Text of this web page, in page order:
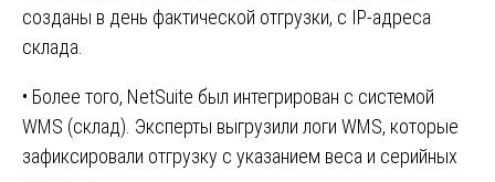
созданы в день фактической отгрузки, с IP-адреса
склада.
• Более того, NetSuite был интегрирован с системой
WMS (склад). Эксперты выгрузили логи WMS, которые
зафиксировали отгрузку с указанием веса и серийных